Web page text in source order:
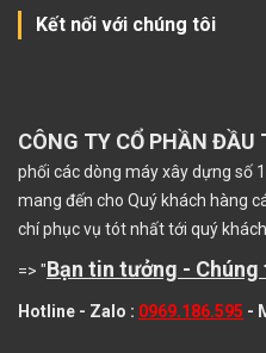
Kết nối với chúng tôi
CÔNG TY CỔ PHẦN ĐẦU
phối các dòng máy xây dựng số
mang đến cho Quý khách hàng
chí phục vụ tót nhất tới quý khách
=> "Bạn tin tưởng -
Hotline - Zalo : 0969.186.595 -